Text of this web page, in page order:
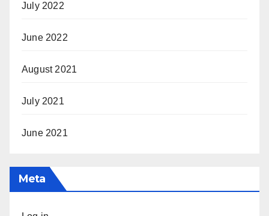
July 2022
June 2022
August 2021
July 2021
June 2021
Meta